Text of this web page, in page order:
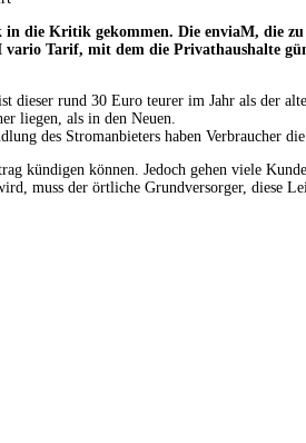
die Kritik gekommen. Die enviaM, die
Tarif, mit dem die Privathaushalte
rund 30 Euro teurer im Jahr als der
liegen, als in den Neuen.
des Stromanbieters haben Verbraucher
kündigen können. Jedoch gehen viele
muss der örtliche Grundversorger, diese